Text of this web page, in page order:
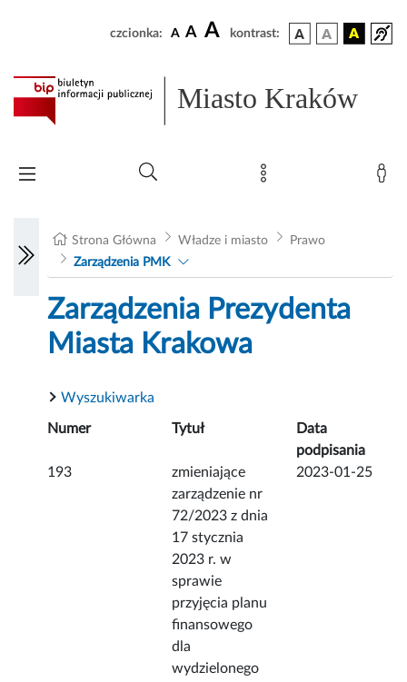
czcionka: A A A kontrast:
Miasto Kraków
Strona Główna Władze i miasto
Prawo
Zarządzenia PMK
Zarządzenia Prezydenta
Miasta Krakowa
Wyszukiwarka
Numer Tytuł
Data
podpisania
193
zmieniające
zarządzenie nr
72/2023 z dnia
17 stycznia
2023 r. w
sprawie
przyjęcia planu
finansowego
dla
wydzielonego
2023-01-25